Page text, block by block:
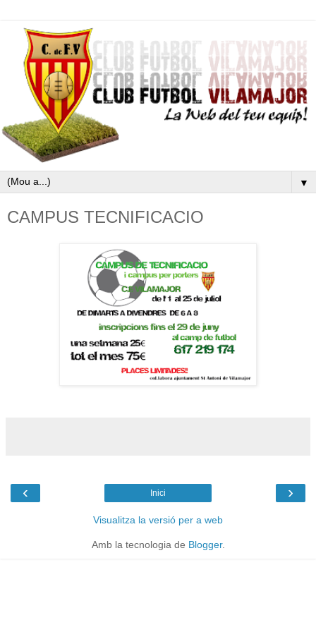
▼
CAMPUS TECNIFICACIO
‹ ›
Inici
Visualitza la versió per a web
Amb la tecnologia de Blogger.